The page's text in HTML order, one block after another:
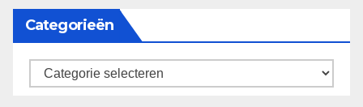
Categorieën
categorieën